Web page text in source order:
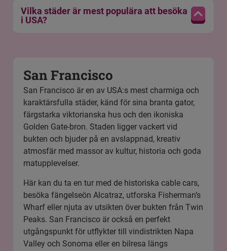
Vilka städer är mest populära att besöka
i USA?
San Francisco
San Francisco är en av USA:s mest charmiga och
karaktärsfulla städer, känd för sina branta gator,
färgstarka viktorianska hus och den ikoniska
Golden Gate-bron. Staden ligger vackert vid
bukten och bjuder på en avslappnad, kreativ
atmosfär med massor av kultur, historia och goda
matupplevelser.
Här kan du ta en tur med de historiska cable cars,
besöka fängelseön Alcatraz, utforska Fisherman’s
Wharf eller njuta av utsikten över bukten från Twin
Peaks. San Francisco är också en perfekt
utgångspunkt för utflykter till vindistrikten Napa
Valley och Sonoma eller en bilresa längs